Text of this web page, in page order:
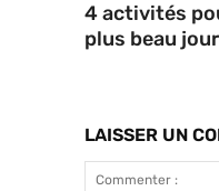
4 activités
plus beau jour
LAISSER UN